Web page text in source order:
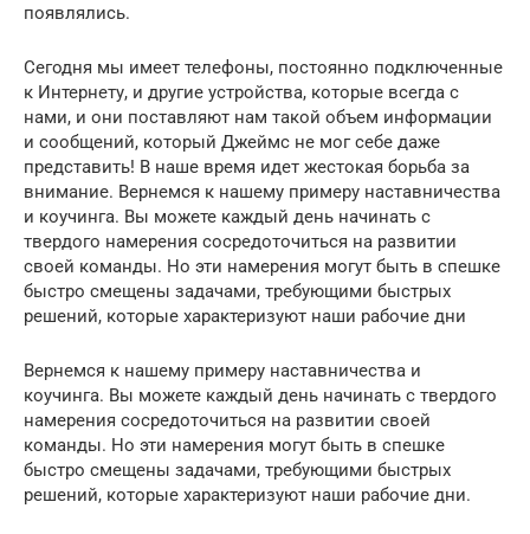
появлялись.
Сегодня мы имеет телефоны, постоянно подключенные
к Интернету, и другие устройства, которые всегда с
нами, и они поставляют нам такой объем информации
и сообщений, который Джеймс не мог себе даже
представить! В наше время идет жестокая борьба за
внимание. Вернемся к нашему примеру наставничества
и коучинга. Вы можете каждый день начинать с
твердого намерения сосредоточиться на развитии
своей команды. Но эти намерения могут быть в спешке
быстро смещены задачами, требующими быстрых
решений, которые характеризуют наши рабочие дни
Вернемся к нашему примеру наставничества и
коучинга. Вы можете каждый день начинать с твердого
намерения сосредоточиться на развитии своей
команды. Но эти намерения могут быть в спешке
быстро смещены задачами, требующими быстрых
решений, которые характеризуют наши рабочие дни.